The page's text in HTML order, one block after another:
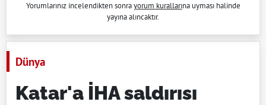
Yorumlarınız incelendikten sonrayorum kurallarına uyması halinde
yayına alıncaktır.
Dünya
Katar'a İHA saldırısı